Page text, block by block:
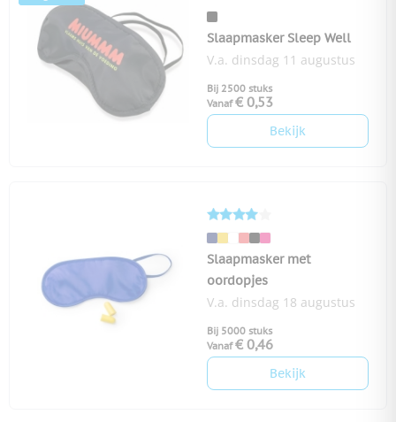
Slaapmasker Sleep Well
V.a. dinsdag 11 augustus
Bij 2500 stuks
Vanaf € 0,53
Bekijk
Slaapmasker met
oordopjes
V.a. dinsdag 18 augustus
Bij 5000 stuks
Vanaf € 0,46
Bekijk